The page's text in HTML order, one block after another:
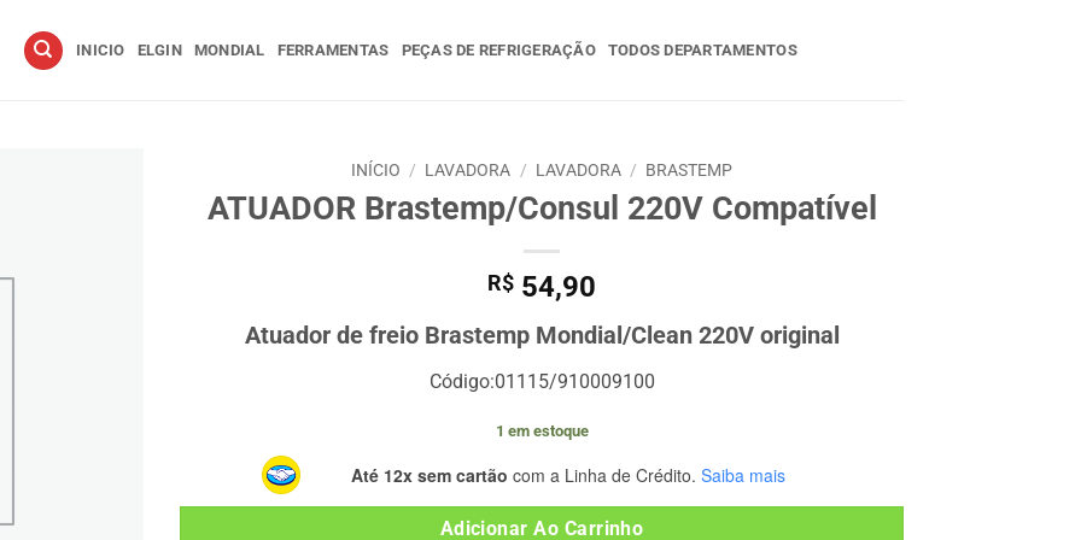
INICIO ELGIN MONDIAL FERRAMENTAS PEÇAS DE REFRIGERAÇÃO TODOS DEPARTAMENTOS
INÍCIO / LAVADORA / LAVADORA / BRASTEMP
ATUADOR Brastemp/Consul 220V Compatível
R$ 54,90
Atuador de freio Brastemp Mondial/Clean 220V original
Código:01115/910009100
1 em estoque
Até 12x sem cartão com a Linha de Crédito. Saiba mais
Adicionar Ao Carrinho